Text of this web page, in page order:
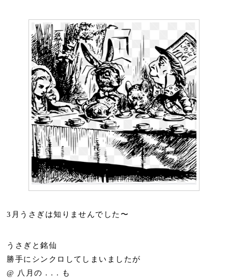
3月うさぎは知りませんでした〜
うさぎと銘仙
勝手にシンクロしてしまいましたが
@ 八月の . . . も